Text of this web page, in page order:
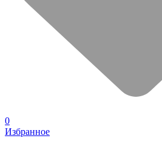
0
Избранное